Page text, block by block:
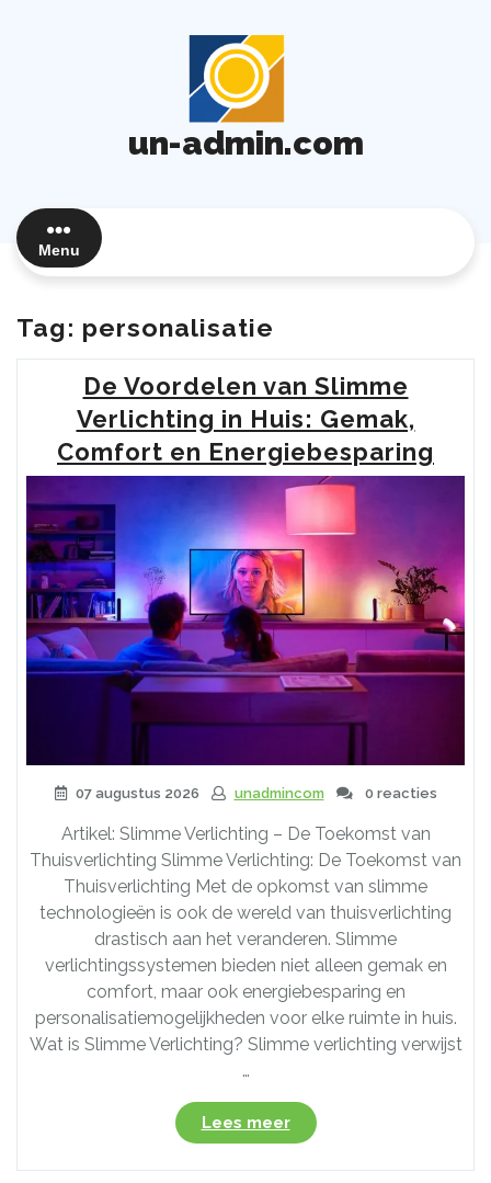
un-admin.com
Menu
Tag: personalisatie
De Voordelen van Slimme
Verlichting in Huis: Gemak,
Comfort en Energiebesparing
07 augustus 2026 unadmincom 0 reacties
Artikel: Slimme Verlichting – De Toekomst van
Thuisverlichting Slimme Verlichting: De Toekomst van
Thuisverlichting Met de opkomst van slimme
technologieën is ook de wereld van thuisverlichting
drastisch aan het veranderen. Slimme
verlichtingssystemen bieden niet alleen gemak en
comfort, maar ook energiebesparing en
personalisatiemogelijkheden voor elke ruimte in huis.
Wat is Slimme Verlichting? Slimme verlichting verwijst
…
Lees meer“De
Voordelen
van